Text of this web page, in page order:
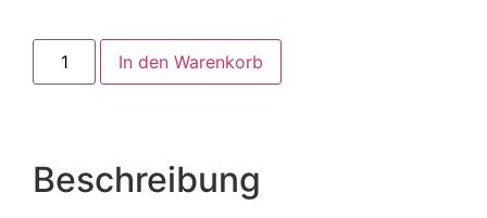
In den Warenkorb
Beschreibung